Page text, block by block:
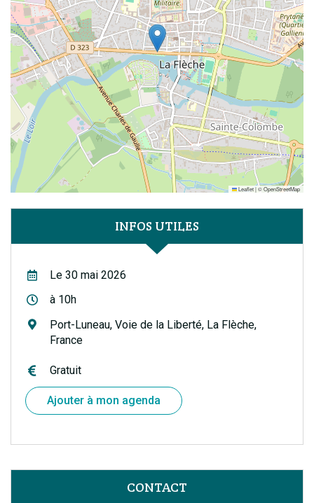
Leaflet|©OpenStreetMap
INFOS UTILES
Le 30 mai 2026
à 10h
Port-Luneau, Voie de la Liberté, La Flèche,
France
Gratuit
Ajouter à mon agenda
CONTACT